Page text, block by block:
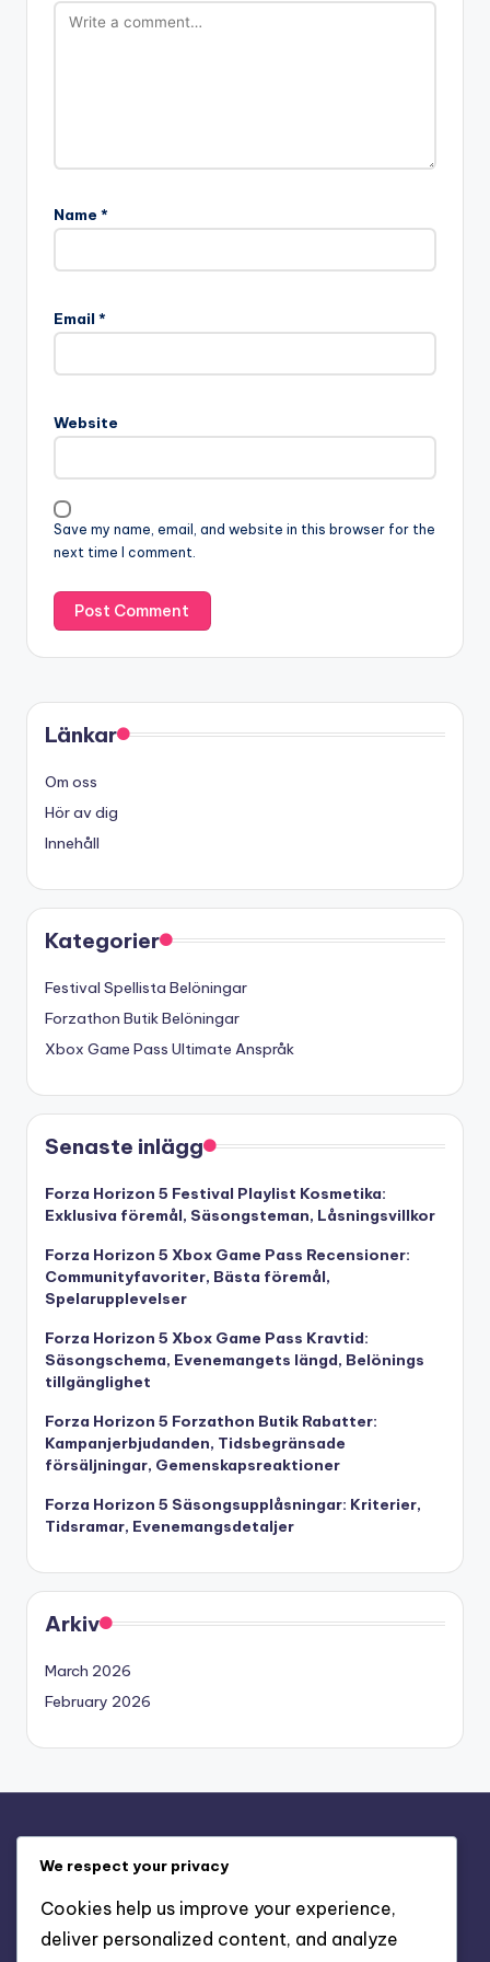
Name *
Email *
Website
Save my name, email, and website in this browser for the
next time I comment.
Länkar
Om oss
Hör av dig
Innehåll
Kategorier
Festival Spellista Belöningar
Forzathon Butik Belöningar
Xbox Game Pass Ultimate Anspråk
Senaste inlägg
Forza Horizon 5 Festival Playlist Kosmetika:
Exklusiva föremål, Säsongsteman, Låsningsvillkor
Forza Horizon 5 Xbox Game Pass Recensioner:
Communityfavoriter, Bästa föremål,
Spelarupplevelser
Forza Horizon 5 Xbox Game Pass Kravtid:
Säsongschema, Evenemangets längd, Belönings
tillgänglighet
Forza Horizon 5 Forzathon Butik Rabatter:
Kampanjerbjudanden, Tidsbegränsade
försäljningar, Gemenskapsreaktioner
Forza Horizon 5 Säsongsupplåsningar: Kriterier,
Tidsramar, Evenemangsdetaljer
Arkiv
March 2026
February 2026
Integritetspolicy
Om oss
We respect your privacy
Cookies help us improve your experience,
deliver personalized content, and analyze